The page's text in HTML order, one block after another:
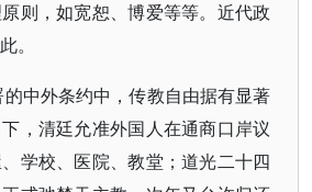
则，如宽恕、博爱等等。近代政
。
中外条约中，传教自由据有显著
，清廷允准外国人在通商口岸议
学校、医院、教堂；道光二十四